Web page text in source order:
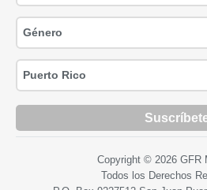
Copyright © 2026 GFR
Todos los Derechos